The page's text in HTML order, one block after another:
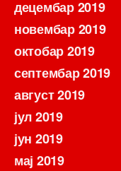
децембар 2019
новембар 2019
октобар 2019
септембар 2019
август 2019
јул 2019
јун 2019
мај 2019